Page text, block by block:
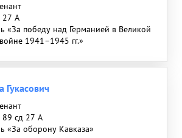
27 А
«За победу над Германией в Великой
1941–1945 гг.»
Гукасович
89 сд 27 А
«За оборону Кавказа»